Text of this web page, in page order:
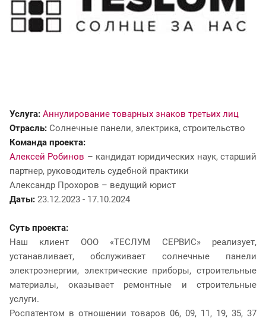
Услуга: Аннулирование товарных знаков третьих лиц
Отрасль: Солнечные панели, электрика, строительство
Команда проекта:
Алексей Робинов – кандидат юридических наук, старший
партнер, руководитель судебной практики
Александр Прохоров – ведущий юрист
Даты: 23.12.2023 - 17.10.2024
Суть проекта:
Наш клиент ООО «ТЕСЛУМ СЕРВИС» реализует,
устанавливает, обслуживает солнечные панели
электроэнергии, электрические приборы, строительные
материалы, оказывает ремонтные и строительные
услуги.
Роспатентом в отношении товаров 06, 09, 11, 19, 35, 37